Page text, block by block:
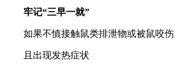
牢记“三早一就”
如果不慎接触鼠类排泄物或被鼠咬伤
且出现发热症状